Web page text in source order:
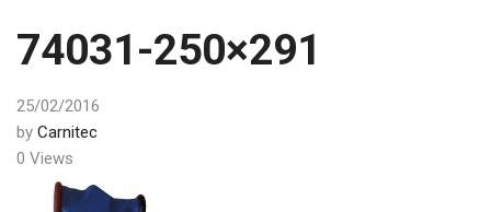
74031-250×291
25/02/2016
by Carnitec
0 Views